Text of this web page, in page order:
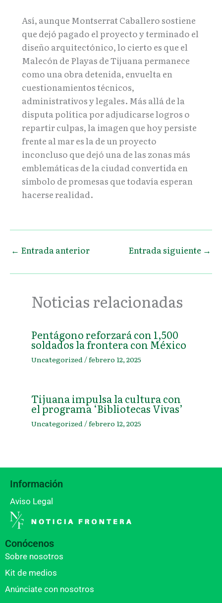
Así, aunque Montserrat Caballero sostiene
que dejó pagado el proyecto y terminado el
diseño arquitectónico, lo cierto es que el
Malecón de Playas de Tijuana permanece
como una obra detenida, envuelta en
cuestionamientos técnicos,
administrativos y legales. Más allá de la
disputa política por adjudicarse logros o
repartir culpas, la imagen que hoy persiste
frente al mar es la de un proyecto
inconcluso que dejó una de las zonas más
emblemáticas de la ciudad convertida en
símbolo de promesas que todavía esperan
hacerse realidad.
← Entrada anterior Entrada siguiente →
Noticias relacionadas
Pentágono reforzará con 1,500
soldados la frontera con México
Uncategorized /febrero 12, 2025
Tijuana impulsa la cultura con
el programa ‘Bibliotecas Vivas’
Uncategorized /febrero 12, 2025
Información
Aviso Legal
Conócenos
Sobre nosotros
Kit de medios
Anúnciate con nosotros